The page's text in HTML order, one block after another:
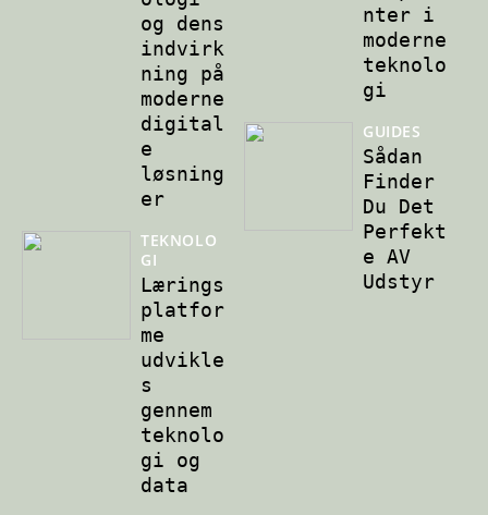
og dens
indvirk
ning på
moderne
digital
e
løsning
er
TEKNOLO
GI
Lærings
platfor
me
udvikle
s
gennem
teknolo
gi og
data
nter i
moderne
teknolo
gi
GUIDES
Sådan
Finder
Du Det
Perfekt
e AV
Udstyr